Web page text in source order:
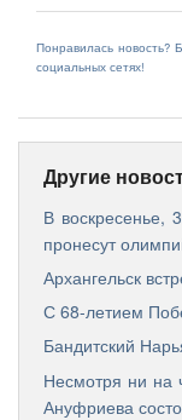
Понравилась новость?
социальных сетях!
Другие
В воскресенье,
пронесут
Архангельск
С 68-летием
Бандитский
Несмотря ни на
Ануфриева